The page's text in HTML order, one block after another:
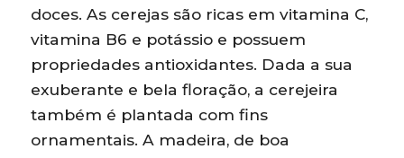
doces. As cerejas são ricas em vitamina C,
vitamina B6 e potássio e possuem
propriedades antioxidantes. Dada a sua
exuberante e bela floração, a cerejeira
também é plantada com fins
ornamentais. A madeira, de boa